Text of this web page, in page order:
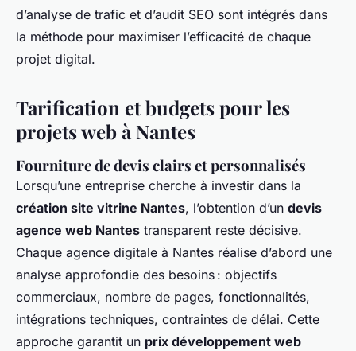
d’analyse de trafic et d’audit SEO sont intégrés dans
la méthode pour maximiser l’efficacité de chaque
projet digital.
Tarification et budgets pour les
projets web à Nantes
Fourniture de devis clairs et personnalisés
Lorsqu’une entreprise cherche à investir dans la
création site vitrine Nantes, l’obtention d’un devis
agence web Nantes transparent reste décisive.
Chaque agence digitale à Nantes réalise d’abord une
analyse approfondie des besoins : objectifs
commerciaux, nombre de pages, fonctionnalités,
intégrations techniques, contraintes de délai. Cette
approche garantit un prix développement web